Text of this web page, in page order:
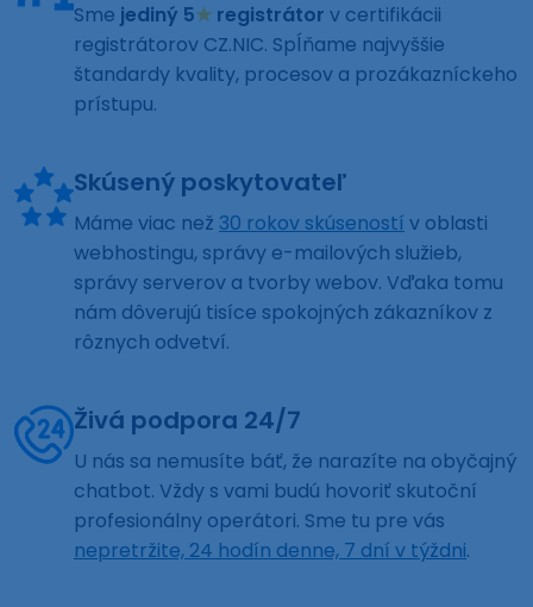
Sme jediný 5★ registrátor v certifikácii
registrátorov CZ.NIC. Spĺňame najvyššie
štandardy kvality, procesov a prozákazníckeho
prístupu.
Skúsený poskytovateľ
Máme viac než 30 rokov skúseností v oblasti
webhostingu, správy e-mailových služieb,
správy serverov a tvorby webov. Vďaka tomu
nám dôverujú tisíce spokojných zákazníkov z
rôznych odvetví.
Živá podpora 24/7
U nás sa nemusíte báť, že narazíte na obyčajný
chatbot. Vždy s vami budú hovoriť skutoční
profesionálny operátori. Sme tu pre vás
nepretržite, 24 hodín denne, 7 dní v týždni.